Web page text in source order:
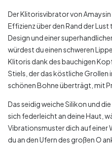
Der Klitorisvibrator von
Effizienz über den Rand der
Design und einer
würdest du einen schweren
Klitoris dank des bauchigen
Stiels, der das köstliche Grollen
schönen Bohne überträgt, mit
Das seidig weiche Silikon und
sich federleicht an deine Haut,
Vibrationsmuster dich auf einer
du an den Ufern des großen O